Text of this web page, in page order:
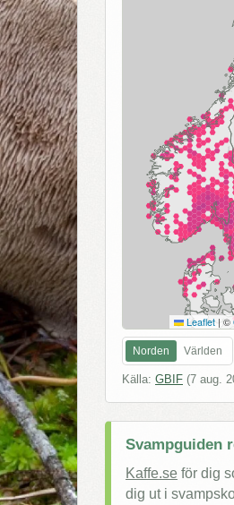
Leaflet | ©
Norden Världen
Källa: GBIF (7 aug.
Svampguiden
Kaffe.se för dig
dig ut i